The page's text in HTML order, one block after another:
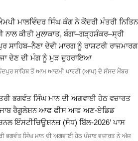
ਮਾਲਵਿੰਦਰ ਸਿੰਘ ਕੰਗ ਨੇ ਕੇਂਦਰੀ ਮੰਤਰੀ ਨਿਤਿਨ
ਨਾਲ ਕੀਤੀ ਮੁਲਾਕਾਤ, ਬੰਗਾ–ਗੜ੍ਹਸ਼ੰਕਰ–ਸ੍ਰੀ
ਸਾਹਿਬ–ਨੈਣਾ ਦੇਵੀ ਮਾਰਗ ਨੂੰ ਰਾਸ਼ਟਰੀ ਰਾਜਮਾਰਗ
ਦੇਣ ਦੀ ਮੰਗ ਨੂੰ ਮੁੜ ਦੁਹਰਾਇਆ
ਸਾਹਿਬ ਤੋਂ ਆਮ ਆਦਮੀ ਪਾਰਟੀ (ਆਪ) ਦੇ ਸੰਸਦ ਮੈਂਬਰ
ਭਗਵੰਤ ਸਿੰਘ ਮਾਨ ਦੀ ਅਗਵਾਈ ਹੇਠ ਵਜ਼ਾਰਤ
ਰੈਗੂਲੇਸ਼ਨ ਆਫ ਫੀਸ ਆਫ ਅਣ-ਏਡਿਡ
ਇੰਸਟੀਚਿਊਸ਼ਨਜ਼ (ਸੋਧ) ਬਿੱਲ-2026’ ਪਾਸ
ਭਗਵੰਤ ਸਿੰਘ ਮਾਨ ਦੀ ਅਗਵਾਈ ਹੇਠ ਪੰਜਾਬ ਵਜ਼ਾਰਤ ਨੇ ਅੱਜ